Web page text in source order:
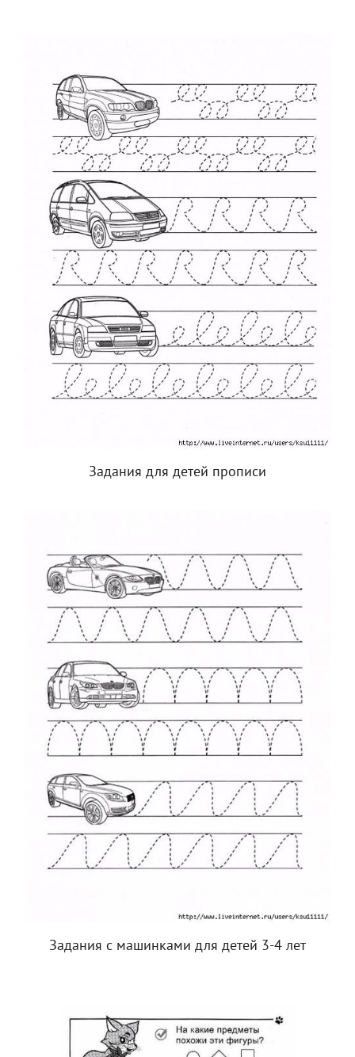
Задания для детей прописи
Задания с машинками для детей 3-4 лет